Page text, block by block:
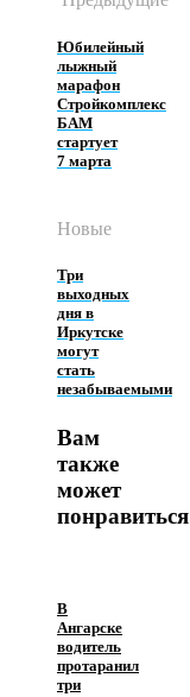
Юбилейный
лыжный
марафон
Стройкомплекс
БАМ
стартует
7 марта
Новые
Три
выходных
дня в
Иркутске
могут
стать
незабываемыми
Вам
также
может
понравиться
В
Ангарске
водитель
протаранил
три